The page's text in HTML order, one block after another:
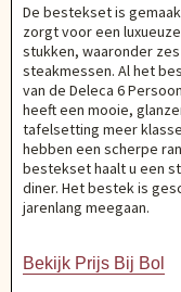
De bestekset is
zorgt voor een
stukken, waaronder
steakmessen. Al het
van de Deleca 6
heeft een mooie,
tafelsetting meer
hebben een scherpe
bestekset haalt u een
diner. Het bestek is
jarenlang meegaan.
Bekijk Prijs Bij Bol